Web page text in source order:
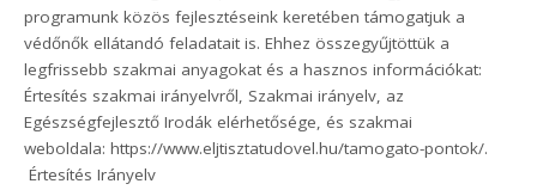
programunk közös fejlesztéseink keretében támogatjuk a
védőnők ellátandó feladatait is. Ehhez összegyűjtöttük a
legfrissebb szakmai anyagokat és a hasznos információkat:
Értesítés szakmai irányelvről, Szakmai irányelv, az
Egészségfejlesztő Irodák elérhetősége, és szakmai
weboldala: https://www.eljtisztatudovel.hu/tamogato-pontok/.
Értesítés Irányelv